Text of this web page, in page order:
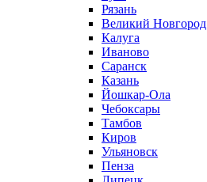
Рязань
Великий Новгород
Калуга
Иваново
Саранск
Казань
Йошкар-Ола
Чебоксары
Тамбов
Киров
Ульяновск
Пенза